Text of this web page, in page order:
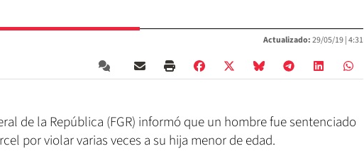
Actualizado:29/05/19 |4:31
de la República (FGR) informó que un hombre fue sentenciado
por violar varias veces a su hija menor de edad.